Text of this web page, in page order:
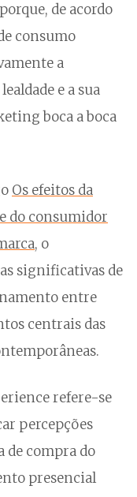
de acordo
consumo
a
e a sua
boca a boca
Os efeitos da
do consumidor
, o
significativas de
entre
centrais das
refere-se
percepções
de compra do
presencial